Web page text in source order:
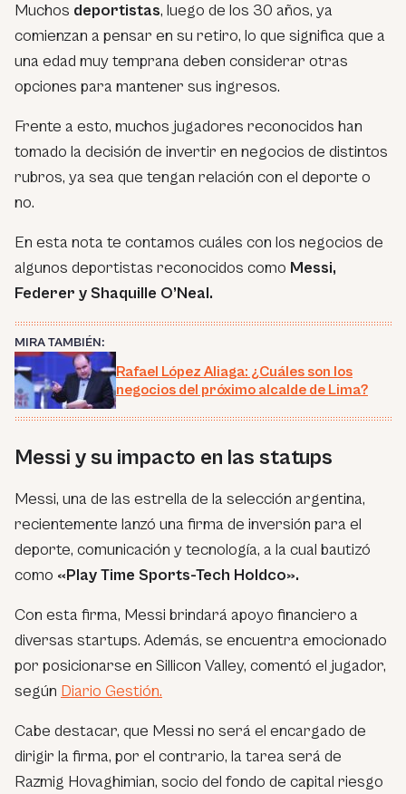
Muchos deportistas, luego de los 30 años, ya
comienzan a pensar en su retiro, lo que significa que a
una edad muy temprana deben considerar otras
opciones para mantener sus ingresos.
Frente a esto, muchos jugadores reconocidos han
tomado la decisión de invertir en negocios de distintos
rubros, ya sea que tengan relación con el deporte o
no.
En esta nota te contamos cuáles con los negocios de
algunos deportistas reconocidos como Messi,
Federer y Shaquille O’Neal.
MIRA TAMBIÉN:
Rafael López Aliaga: ¿Cuáles son los
negocios del próximo alcalde de Lima?
Messi y su impacto en las statups
Messi, una de las estrella de la selección argentina,
recientemente lanzó una firma de inversión para el
deporte, comunicación y tecnología, a la cual bautizó
como «Play Time Sports-Tech Holdco».
Con esta firma, Messi brindará apoyo financiero a
diversas startups. Además, se encuentra emocionado
por posicionarse en Sillicon Valley, comentó el jugador,
según Diario Gestión.
Cabe destacar, que Messi no será el encargado de
dirigir la firma, por el contrario, la tarea será de
Razmig Hovaghimian, socio del fondo de capital riesgo